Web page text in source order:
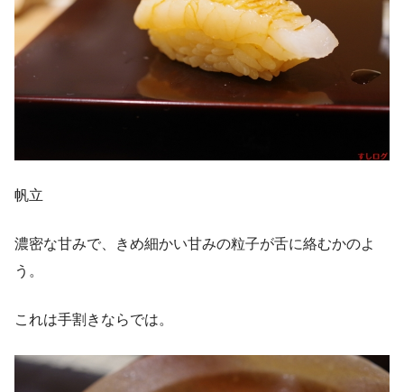
帆立
濃密な甘みで、きめ細かい甘みの粒子が舌に絡むかのよ
う。
これは手割きならでは。